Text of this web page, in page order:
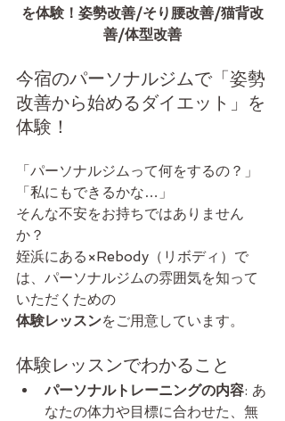
を体験！姿勢改善/そり腰改善/猫背改
善/体型改善
今宿のパーソナルジムで「姿勢
改善から始めるダイエット」を
体験！
「パーソナルジムって何をするの？」
「私にもできるかな…」
そんな不安をお持ちではありません
か？
姪浜にある×Rebody（リボディ）で
は、パーソナルジムの雰囲気を知って
いただくための
体験レッスンをご用意しています。
体験レッスンでわかること
パーソナルトレーニングの内容: あ
なたの体力や目標に合わせた、無